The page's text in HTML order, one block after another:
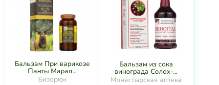
Бальзам При варикозе
Панты Марал...
Бизорюк
Бальзам из сока
винограда Солох-...
Монастырская аптека